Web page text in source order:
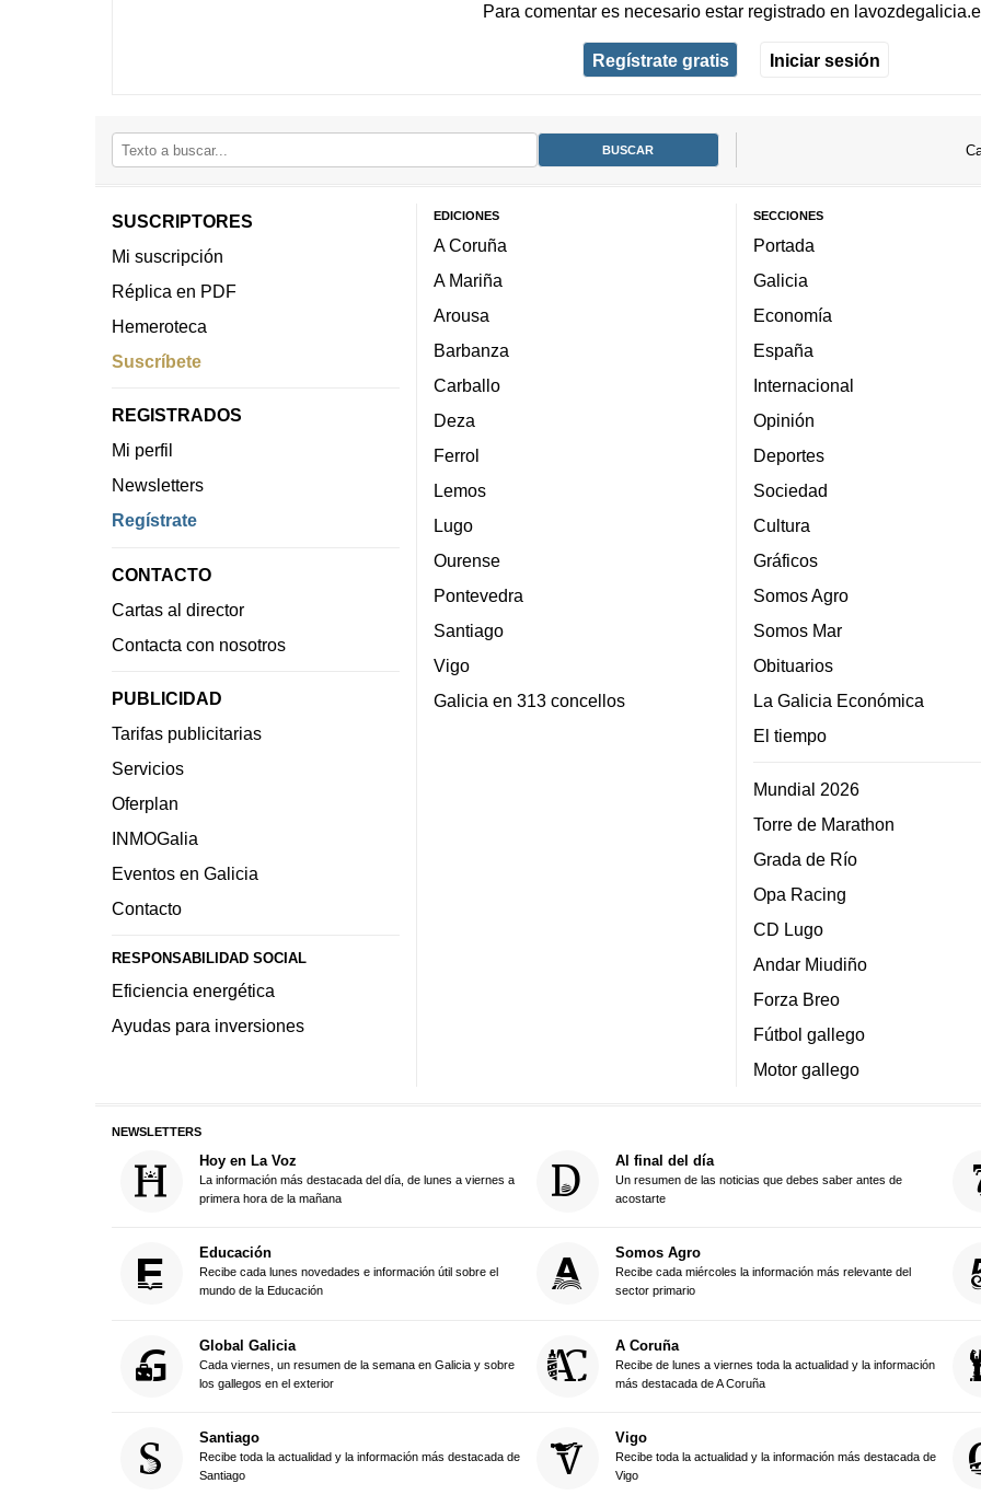
Para comentar es necesario estar registradoen
Regístrate gratis Iniciar sesión
SUSCRIPTORES
Mi suscripción
Réplica en PDF
Hemeroteca
Suscríbete
REGISTRADOS
Mi perfil
Newsletters
Regístrate
CONTACTO
Cartas al director
Contacta con nosotros
PUBLICIDAD
Tarifas publicitarias
Servicios
Oferplan
INMOGalia
Eventos en Galicia
Contacto
RESPONSABILIDAD SOCIAL
Eficiencia energética
Ayudas para inversiones
EDICIONES
A Coruña
A Mariña
Arousa
Barbanza
Carballo
Deza
Ferrol
Lemos
Lugo
Ourense
Pontevedra
Santiago
Vigo
Galicia en 313 concellos
SECCIONES
Portada
Galicia
Economía
España
Internacional
Opinión
Deportes
Sociedad
Cultura
Gráficos
Somos Agro
Somos Mar
Obituarios
La Galicia Económica
El tiempo
Mundial 2026
Torre de Marathon
Grada de Río
Opa Racing
CD Lugo
Andar Miudiño
Forza Breo
Fútbol gallego
Motor gallego
NEWSLETTERS
Hoy en La Voz
La información más destacada del día, de lunes a viernes a
primera hora de la mañana
Al final del día
Un resumen de las noticias que debes saber antes de
acostarte
Educación
Recibe cada lunes novedades e información útil sobre el
mundo de la Educación
Somos Agro
Recibe cada miércoles la información más relevante del
sector primario
Global Galicia
Cada viernes, un resumen de la semana en Galicia y sobre
los gallegos en el exterior
A Coruña
Recibe de lunes a viernes toda la actualidad y la información
más destacada de A Coruña
Santiago
Recibe toda la actualidad y la información más destacada de
Santiago
Vigo
Recibe toda la actualidad y la información más destacada de
Vigo